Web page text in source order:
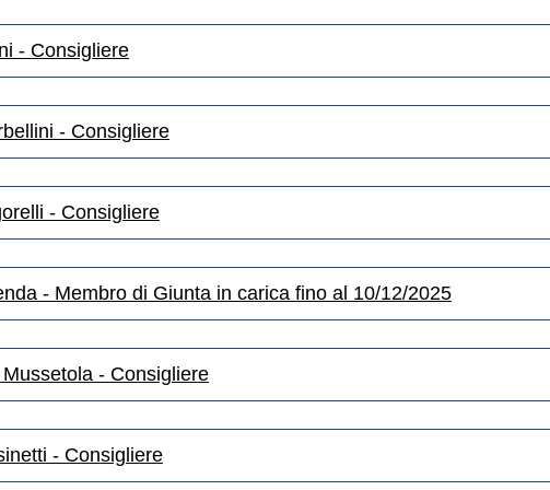
- Consigliere
- Consigliere
- Consigliere
- Membro di Giunta in carica fino al 10/12/2025
- Consigliere
- Consigliere